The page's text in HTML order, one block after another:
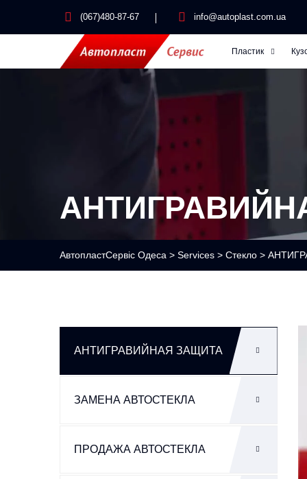
(067)480-87-67 info@autoplast.com.ua
Пластик
АвтопластСервіс Одеса > Services > Стекло >
АНТИГРАВИЙНАЯ ЗАЩИТА
ЗАМЕНА АВТОСТЕКЛА
ПРОДАЖА АВТОСТЕКЛА